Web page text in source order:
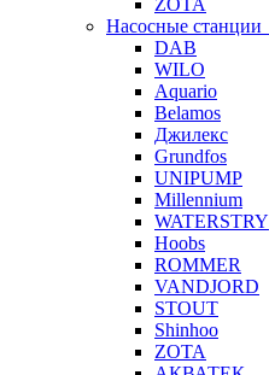
ZOTA
Насосные станции
DAB
WILO
Aquario
Belamos
Джилекс
Grundfos
UNIPUMP
Millennium
WATERSTRY
Hoobs
ROMMER
VANDJORD
STOUT
Shinhoo
ZOTA